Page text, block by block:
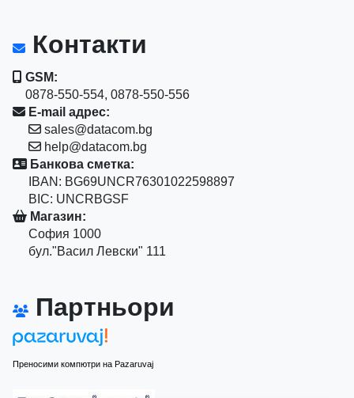
Контакти
GSM:
0878-550-554, 0878-550-556
E-mail адрес:
sales@datacom.bg
help@datacom.bg
Банкова сметка:
IBAN: BG69UNCR76301022598897
BIC: UNCRBGSF
Магазин:
София 1000
бул."Васил Левски" 111
Партньори
Преносими компютри на Pazaruvaj